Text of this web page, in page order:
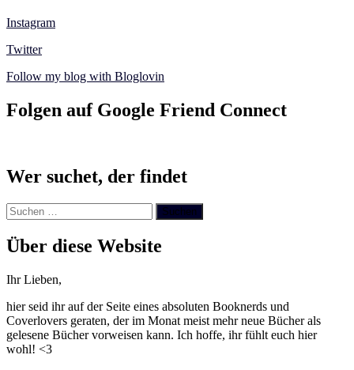
Instagram
Twitter
Follow my blog with Bloglovin
Folgen auf Google Friend Connect
Wer suchet, der findet
Suchen
nach:
Über diese Website
Ihr Lieben,
hier seid ihr auf der Seite eines absoluten Booknerds und
Coverlovers geraten, der im Monat meist mehr neue Bücher als
gelesene Bücher vorweisen kann. Ich hoffe, ihr fühlt euch hier
wohl! <3